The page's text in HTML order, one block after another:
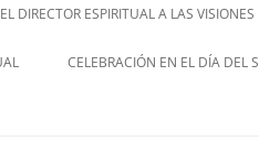
DIRECTOR ESPIRITUAL A LAS VISIONES
CELEBRACIÓN EN EL DÍA DEL